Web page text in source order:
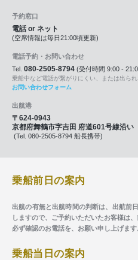
予約窓口
電話 or ネット
(空席情報は毎日21:00頃更新)
電話予約・お問い合わせ
Tel. 080-2505-8794 (受付時間 9:00 -
乗船中など電話が繋がりにくい、または出ら
お問い合わせフォーム
出航港
〒624-0943
京都府舞鶴市字吉田 府道601号線沿い
(Tel. 080-2505-8794 船長携帯)
乗船前日の案内
出航の有無と出航時間の判断は、出航前
しますので、ご予約いただいたお客様は
必ず確認のお電話を、お願い申し上げます
乗船当日の案内